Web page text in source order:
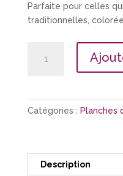
Parfaite pour celles
traditionnelles,
Catégories : Planches
Description